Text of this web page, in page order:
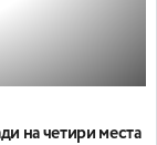
на четири места